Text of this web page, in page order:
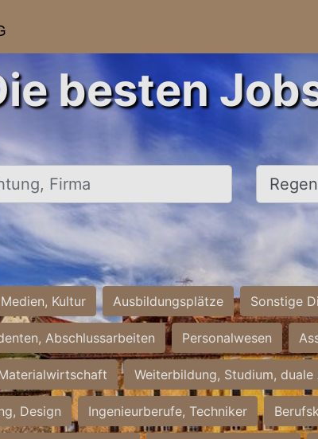
besten
Ort, Stadt
Kultur Ausbildungsplätze Sonstige
Abschlussarbeiten Personalwesen
Weiterbildung, Studium, duale
Design Ingenieurberufe, Techniker